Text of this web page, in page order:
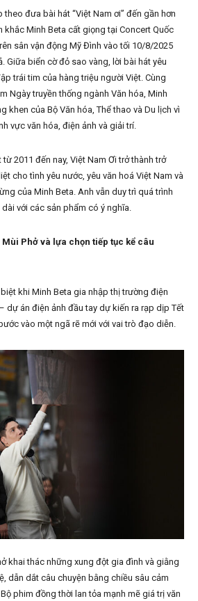
đưa bài hát “Việt Nam ơi” đến gần hơn
khắc Minh Beta cất giọng tại Concert Quốc
sân vận động Mỹ Đình vào tối 10/8/2025
Giữa biển cờ đỏ sao vàng, lời bài hát yêu
trái tim của hàng triệu người Việt. Cùng
Ngày truyền thống ngành Văn hóa, Minh
khen của Bộ Văn hóa, Thể thao và Du lịch vì
vực văn hóa, điện ảnh và giải trí.
2011 đến nay, Việt Nam Ơi trở thành trở
cho tình yêu nước, yêu văn hoá Việt Nam và
của Minh Beta. Anh vẫn duy trì quá trình
với các sản phẩm có ý nghĩa.
Phở và lựa chọn tiếp tục kể câu
khi Minh Beta gia nhập thị trường điện
dự án điện ảnh đầu tay dự kiến ra rạp dịp Tết
vào một ngã rẽ mới với vai trò đạo diễn.
khai thác những xung đột gia đình và giằng
dẫn dắt câu chuyện bằng chiều sâu cảm
phim đồng thời lan tỏa mạnh mẽ giá trị văn